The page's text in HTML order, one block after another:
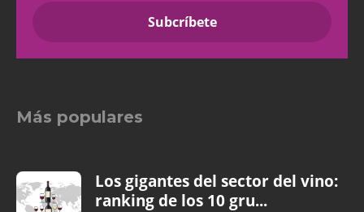
Más populares
Los gigantes del sector del vino:
ranking de los 10 gru...